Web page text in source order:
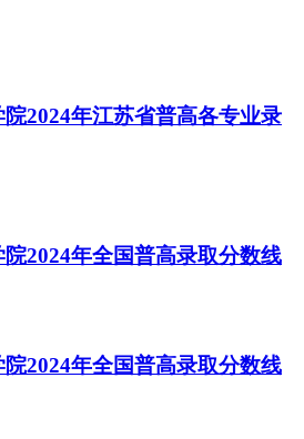
2024年江苏省普高各专业录
2024年全国普高录取分数线
2024年全国普高录取分数线